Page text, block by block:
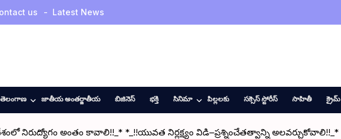
us Latest News
తెలంగాణ జాతీయ అంతర్జాతీయ బిజినెస్ భక్తి సినిమా పిల్లలకు సక్సెస్ స్టోరీస్ సాహితీ క్రైమ్
నిరుద్యోగం అంతం కావాలి!!_* *_!!యువత నిర్లక్ష్యం విడి౼ప్రశ్నించేతత్వాన్ని అలవర్చుకోవాలి!!_*